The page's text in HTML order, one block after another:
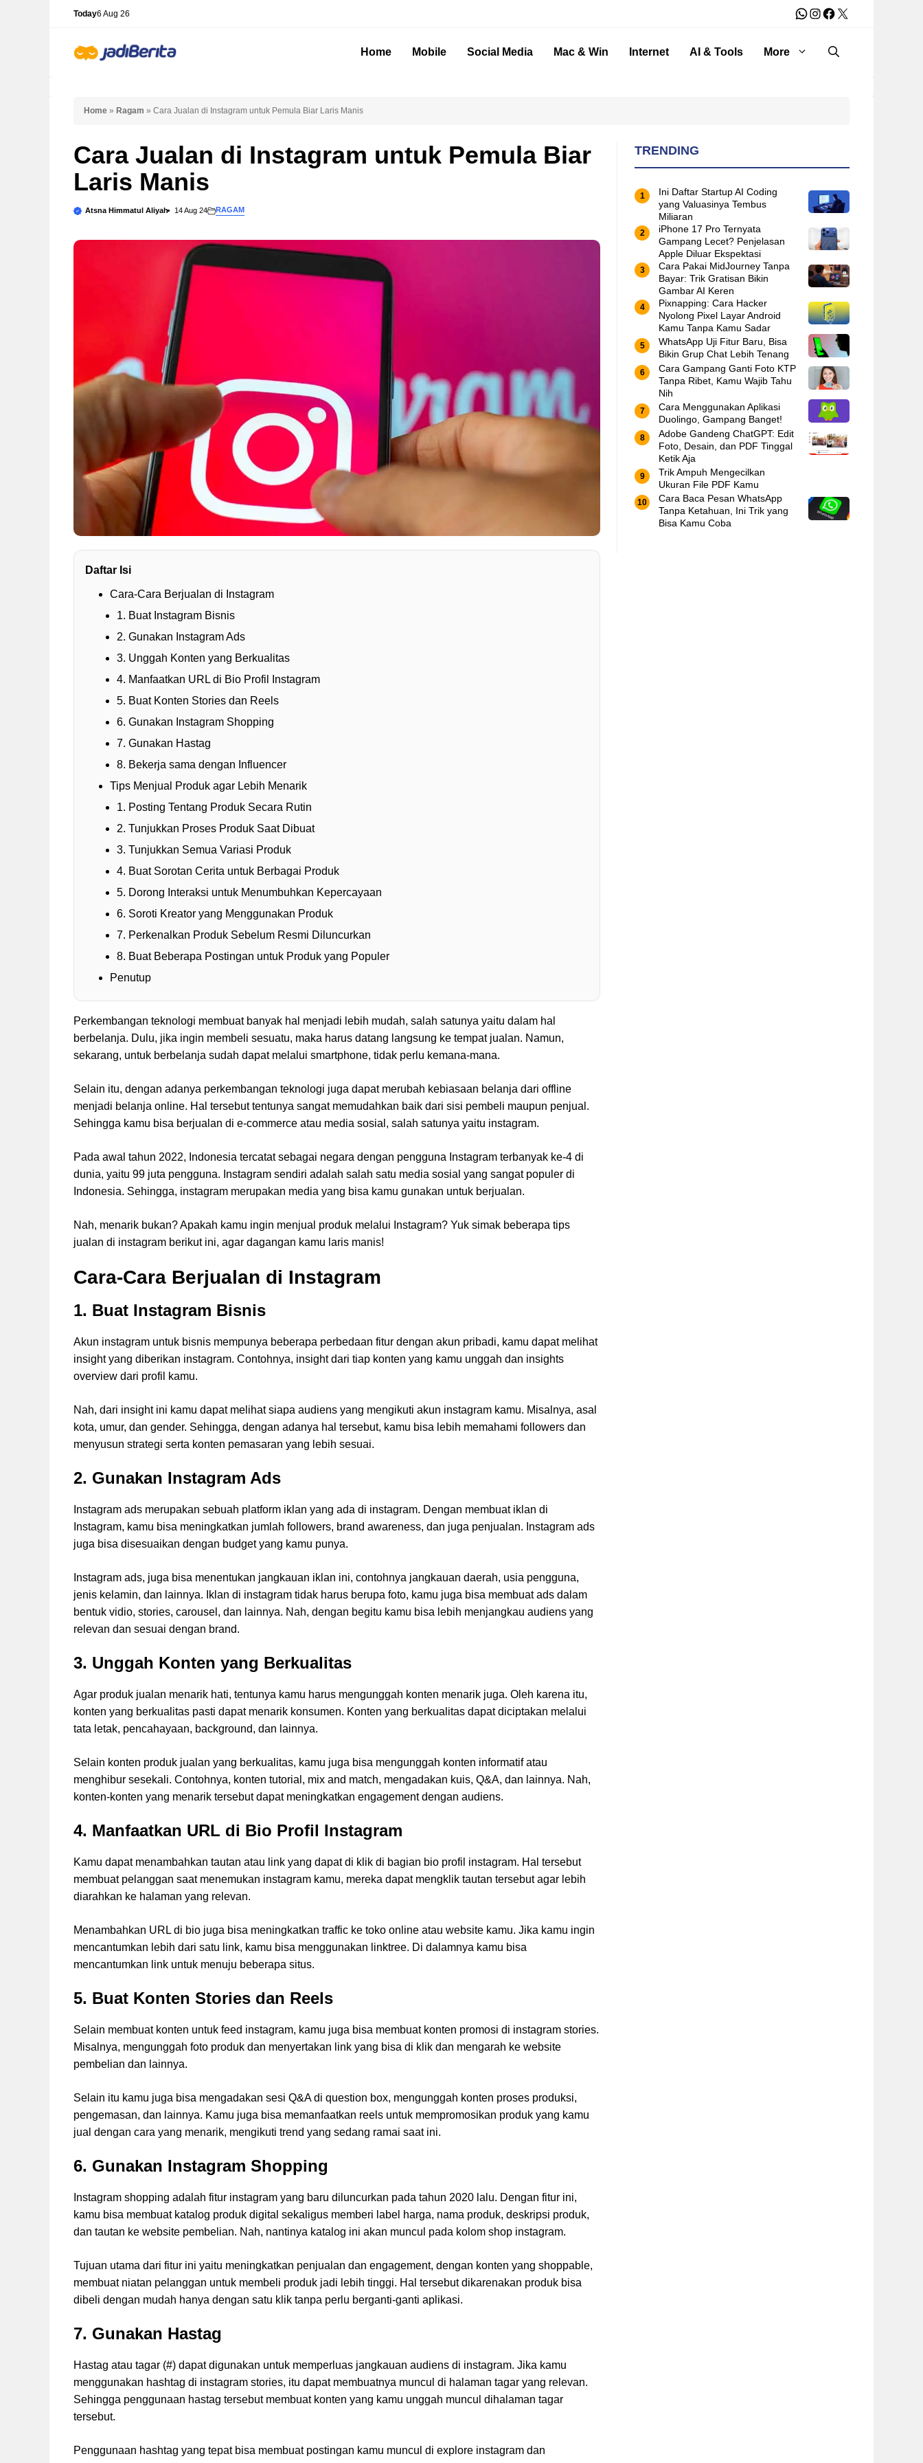
Today6 Aug 26 WhatsApp
Instagram
Facebook
X
Home Mobile Social Media Mac & Win Internet AI & Tools More
Home » Ragam » Cara Jualan di Instagram untuk Pemula Biar Laris Manis
Cara Jualan di Instagram untuk Pemula Biar
Laris Manis
Atsna Himmatul Aliyah 14 Aug 24 RAGAM
Daftar Isi
Cara-Cara Berjualan di Instagram
1. Buat Instagram Bisnis
2. Gunakan Instagram Ads
3. Unggah Konten yang Berkualitas
4. Manfaatkan URL di Bio Profil Instagram
5. Buat Konten Stories dan Reels
6. Gunakan Instagram Shopping
7. Gunakan Hastag
8. Bekerja sama dengan Influencer
Tips Menjual Produk agar Lebih Menarik
1. Posting Tentang Produk Secara Rutin
2. Tunjukkan Proses Produk Saat Dibuat
3. Tunjukkan Semua Variasi Produk
4. Buat Sorotan Cerita untuk Berbagai Produk
5. Dorong Interaksi untuk Menumbuhkan Kepercayaan
6. Soroti Kreator yang Menggunakan Produk
7. Perkenalkan Produk Sebelum Resmi Diluncurkan
8. Buat Beberapa Postingan untuk Produk yang Populer
Penutup
Perkembangan teknologi membuat banyak hal menjadi lebih mudah, salah satunya yaitu dalam hal
berbelanja. Dulu, jika ingin membeli sesuatu, maka harus datang langsung ke tempat jualan. Namun,
sekarang, untuk berbelanja sudah dapat melalui smartphone, tidak perlu kemana-mana.
Selain itu, dengan adanya perkembangan teknologi juga dapat merubah kebiasaan belanja dari offline
menjadi belanja online. Hal tersebut tentunya sangat memudahkan baik dari sisi pembeli maupun penjual.
Sehingga kamu bisa berjualan di e-commerce atau media sosial, salah satunya yaitu instagram.
Pada awal tahun 2022, Indonesia tercatat sebagai negara dengan pengguna Instagram terbanyak ke-4 di
dunia, yaitu 99 juta pengguna. Instagram sendiri adalah salah satu media sosial yang sangat populer di
Indonesia. Sehingga, instagram merupakan media yang bisa kamu gunakan untuk berjualan.
Nah, menarik bukan? Apakah kamu ingin menjual produk melalui Instagram? Yuk simak beberapa tips
jualan di instagram berikut ini, agar dagangan kamu laris manis!
Cara-Cara Berjualan di Instagram
1. Buat Instagram Bisnis
Akun instagram untuk bisnis mempunya beberapa perbedaan fitur dengan akun pribadi, kamu dapat melihat
insight yang diberikan instagram. Contohnya, insight dari tiap konten yang kamu unggah dan insights
overview dari profil kamu.
Nah, dari insight ini kamu dapat melihat siapa audiens yang mengikuti akun instagram kamu. Misalnya, asal
kota, umur, dan gender. Sehingga, dengan adanya hal tersebut, kamu bisa lebih memahami followers dan
menyusun strategi serta konten pemasaran yang lebih sesuai.
2. Gunakan Instagram Ads
Instagram ads merupakan sebuah platform iklan yang ada di instagram. Dengan membuat iklan di
Instagram, kamu bisa meningkatkan jumlah followers, brand awareness, dan juga penjualan. Instagram ads
juga bisa disesuaikan dengan budget yang kamu punya.
Instagram ads, juga bisa menentukan jangkauan iklan ini, contohnya jangkauan daerah, usia pengguna,
jenis kelamin, dan lainnya. Iklan di instagram tidak harus berupa foto, kamu juga bisa membuat ads dalam
bentuk vidio, stories, carousel, dan lainnya. Nah, dengan begitu kamu bisa lebih menjangkau audiens yang
relevan dan sesuai dengan brand.
3. Unggah Konten yang Berkualitas
Agar produk jualan menarik hati, tentunya kamu harus mengunggah konten menarik juga. Oleh karena itu,
konten yang berkualitas pasti dapat menarik konsumen. Konten yang berkualitas dapat diciptakan melalui
tata letak, pencahayaan, background, dan lainnya.
Selain konten produk jualan yang berkualitas, kamu juga bisa mengunggah konten informatif atau
menghibur sesekali. Contohnya, konten tutorial, mix and match, mengadakan kuis, Q&A, dan lainnya. Nah,
konten-konten yang menarik tersebut dapat meningkatkan engagement dengan audiens.
4. Manfaatkan URL di Bio Profil Instagram
Kamu dapat menambahkan tautan atau link yang dapat di klik di bagian bio profil instagram. Hal tersebut
membuat pelanggan saat menemukan instagram kamu, mereka dapat mengklik tautan tersebut agar lebih
diarahkan ke halaman yang relevan.
Menambahkan URL di bio juga bisa meningkatkan traffic ke toko online atau website kamu. Jika kamu ingin
mencantumkan lebih dari satu link, kamu bisa menggunakan linktree. Di dalamnya kamu bisa
mencantumkan link untuk menuju beberapa situs.
5. Buat Konten Stories dan Reels
Selain membuat konten untuk feed instagram, kamu juga bisa membuat konten promosi di instagram stories.
Misalnya, mengunggah foto produk dan menyertakan link yang bisa di klik dan mengarah ke website
pembelian dan lainnya.
Selain itu kamu juga bisa mengadakan sesi Q&A di question box, mengunggah konten proses produksi,
pengemasan, dan lainnya. Kamu juga bisa memanfaatkan reels untuk mempromosikan produk yang kamu
jual dengan cara yang menarik, mengikuti trend yang sedang ramai saat ini.
6. Gunakan Instagram Shopping
Instagram shopping adalah fitur instagram yang baru diluncurkan pada tahun 2020 lalu. Dengan fitur ini,
kamu bisa membuat katalog produk digital sekaligus memberi label harga, nama produk, deskripsi produk,
dan tautan ke website pembelian. Nah, nantinya katalog ini akan muncul pada kolom shop instagram.
Tujuan utama dari fitur ini yaitu meningkatkan penjualan dan engagement, dengan konten yang shoppable,
membuat niatan pelanggan untuk membeli produk jadi lebih tinggi. Hal tersebut dikarenakan produk bisa
dibeli dengan mudah hanya dengan satu klik tanpa perlu berganti-ganti aplikasi.
7. Gunakan Hastag
Hastag atau tagar (#) dapat digunakan untuk memperluas jangkauan audiens di instagram. Jika kamu
menggunakan hashtag di instagram stories, itu dapat membuatnya muncul di halaman tagar yang relevan.
Sehingga penggunaan hastag tersebut membuat konten yang kamu unggah muncul dihalaman tagar
tersebut.
Penggunaan hashtag yang tepat bisa membuat postingan kamu muncul di explore instagram dan
TRENDING
Ini Daftar Startup AI Coding
yang Valuasinya Tembus
Miliaran
iPhone 17 Pro Ternyata
Gampang Lecet? Penjelasan
Apple Diluar Ekspektasi
Cara Pakai MidJourney Tanpa
Bayar: Trik Gratisan Bikin
Gambar AI Keren
Pixnapping: Cara Hacker
Nyolong Pixel Layar Android
Kamu Tanpa Kamu Sadar
WhatsApp Uji Fitur Baru, Bisa
Bikin Grup Chat Lebih Tenang
Cara Gampang Ganti Foto KTP
Tanpa Ribet, Kamu Wajib Tahu
Nih
Cara Menggunakan Aplikasi
Duolingo, Gampang Banget!
Adobe Gandeng ChatGPT: Edit
Foto, Desain, dan PDF Tinggal
Ketik Aja
Trik Ampuh Mengecilkan
Ukuran File PDF Kamu
Cara Baca Pesan WhatsApp
Tanpa Ketahuan, Ini Trik yang
Bisa Kamu Coba